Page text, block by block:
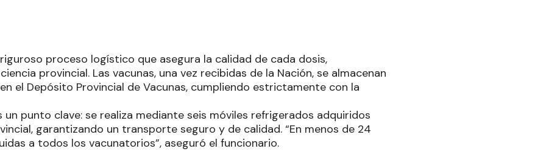
proceso logístico que asegura la calidad de cada dosis,
provincial. Las vacunas, una vez recibidas de la Nación, se almacenan
el Depósito Provincial de Vacunas, cumpliendo estrictamente con la
un punto clave: se realiza mediante seis móviles refrigerados adquiridos
garantizando un transporte seguro y de calidad. “En menos de 24
a todos los vacunatorios”, aseguró el funcionario.